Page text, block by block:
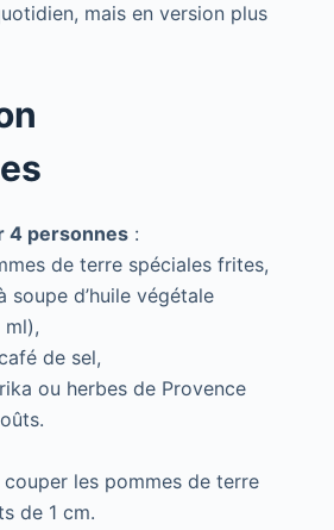
mais en version plus
4 personnes :
de terre spéciales frites,
soupe d’huile végétale
de sel,
ou herbes de Provence
les pommes de terre
de 1 cm.